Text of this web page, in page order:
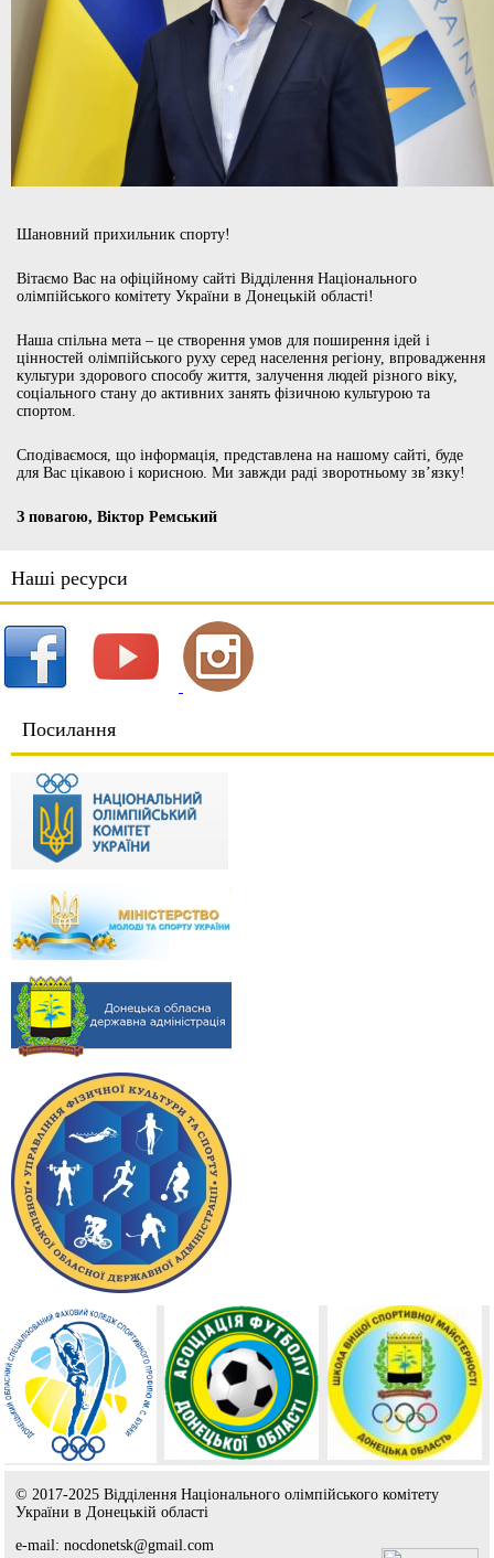
Шановний прихильник спорту!
Вітаємо Вас на офіційному сайті Відділення Національного
олімпійського комітету України в Донецькій області!
Наша спільна мета – це створення умов для поширення ідей і
цінностей олімпійського руху серед населення регіону, впровадження
культури здорового способу життя, залучення людей різного віку,
соціального стану до активних занять фізичною культурою та
спортом.
Сподіваємося, що інформація, представлена на нашому сайті, буде
для Вас цікавою і корисною. Ми завжди раді зворотньому зв’язку!
З повагою, Віктор Ремський
Наші ресурси
Посилання
© 2017-2025 Відділення Національного олімпійського комітету
України в Донецькій області
e-mail: nocdonetsk@gmail.com